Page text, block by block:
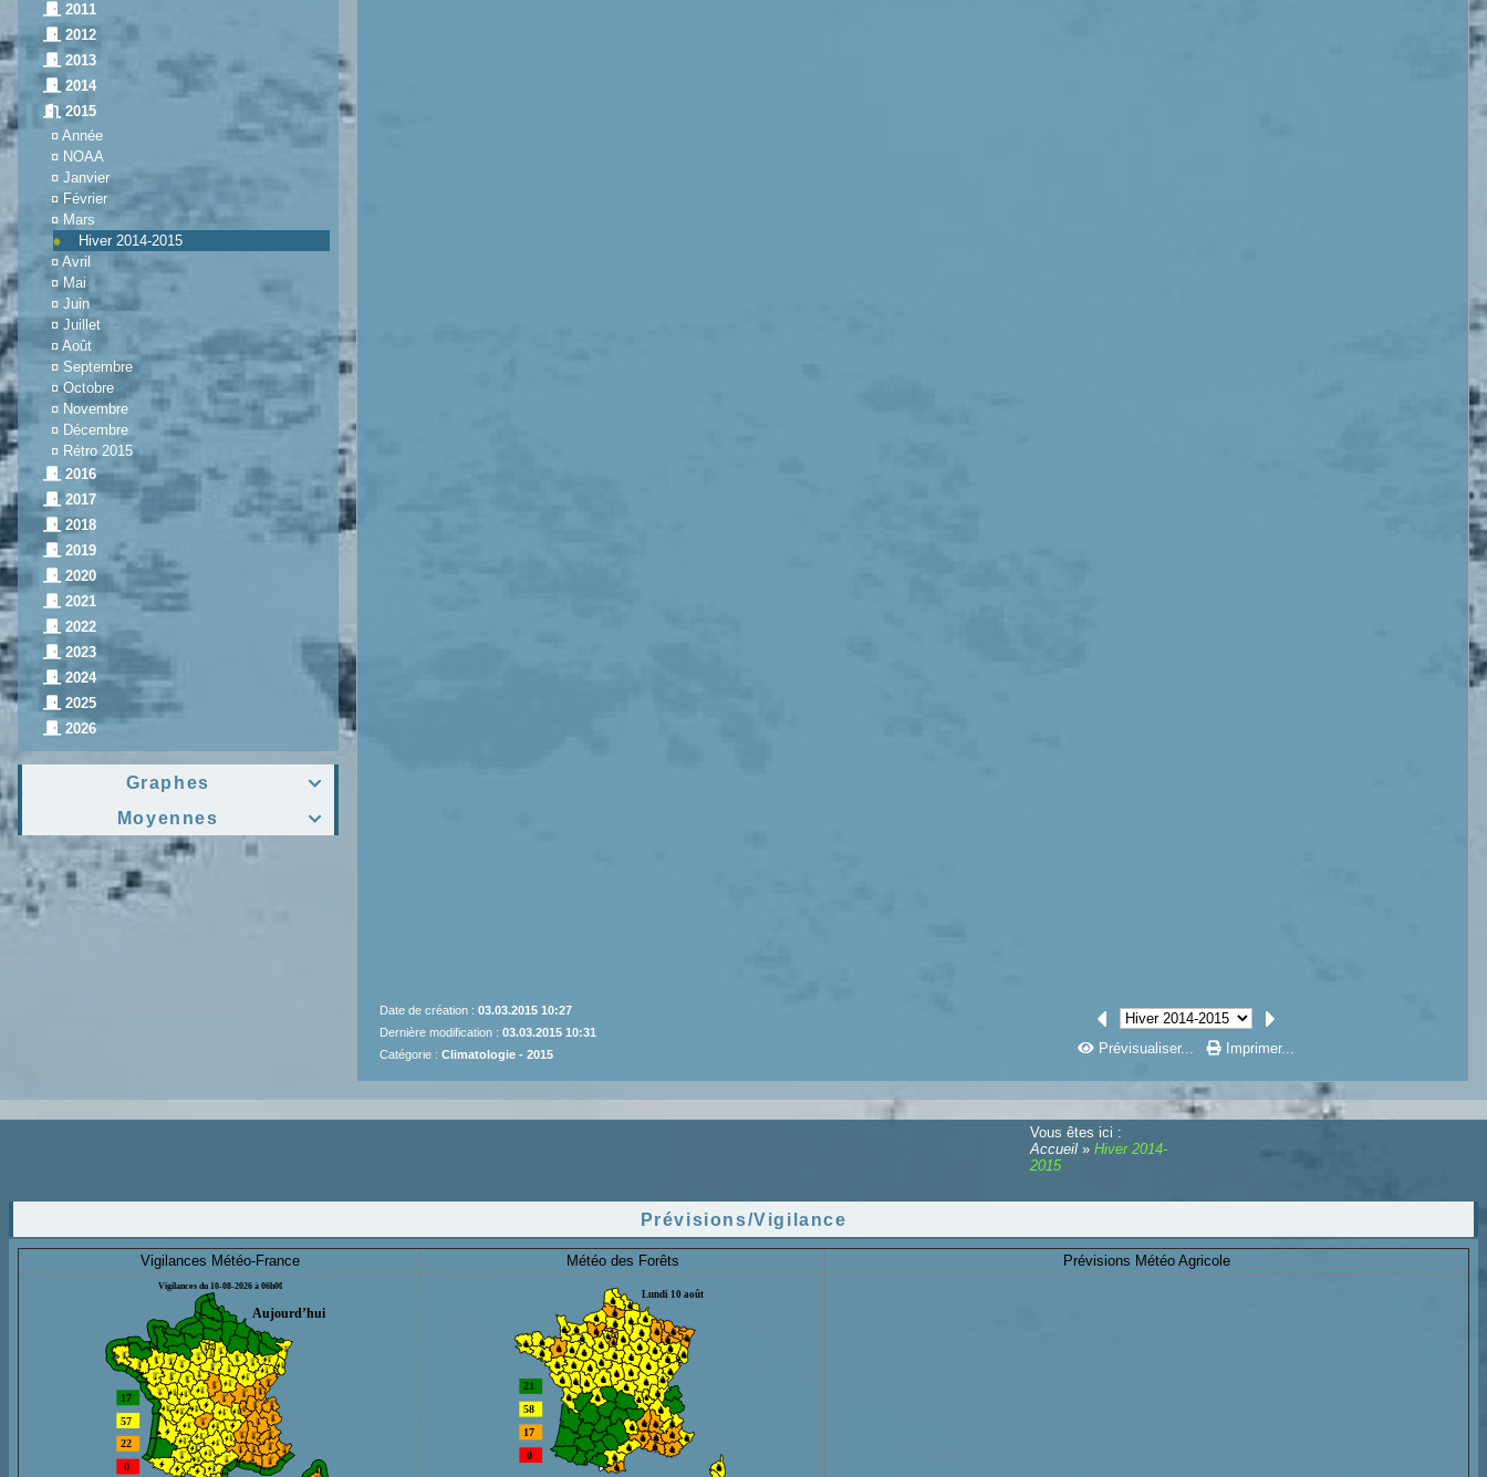
2011
2012
2013
2014
2015
¤ Année
¤ NOAA
¤ Janvier
¤ Février
¤ Mars
Hiver 2014-2015
¤ Avril
¤Mai
¤ Juin
¤ Juillet
¤ Août
¤ Septembre
¤Octobre
¤ Novembre
¤ Décembre
¤ Rétro 2015
2016
2017
2018
2019
2020
2021
2022
2023
2024
2025
2026

Graphes

Moyennes
Date de création : 03.03.2015 10:27
Dernière modification : 03.03.2015 10:31
Catégorie : Climatologie - 2015 Prévisualiser... Imprimer...
Vous êtes ici :
Accueil»Hiver 2014-
2015
Prévisions/Vigilance
Vigilances Météo-France Météo des Forêts Prévisions Météo Agricole